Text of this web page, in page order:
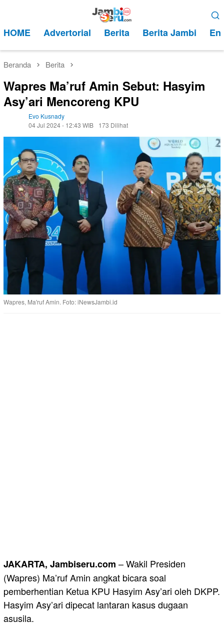
kontenMobile
HOME Advertorial Berita Berita Jambi
Beranda Berita
Wapres Ma’ruf Amin Sebut: Hasyim
Asy’ari Mencoreng KPU
Evo Kusnady
04 Jul 2024 - 12:43 WIB
173 Dilihat
Wapres, Ma'ruf Amin. Foto: iNewsJambi.id
JAKARTA, Jambiseru.com – Wakil Presiden
(Wapres) Ma’ruf Amin angkat bicara soal
pemberhentian Ketua KPU Hasyim Asy’ari oleh DKPP.
Hasyim Asy’ari dipecat lantaran kasus dugaan
asusila.